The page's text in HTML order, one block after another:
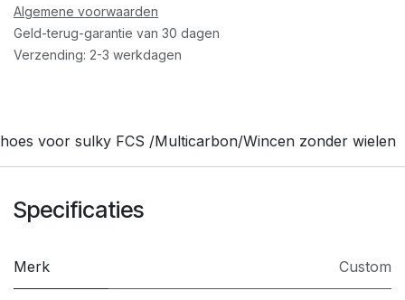
Algemene voorwaarden
Geld-terug-garantie van 30 dagen
Verzending: 2-3 werkdagen
hoes voor sulky FCS /Multicarbon/Wincen zonder wielen
Specificaties
Merk Custom